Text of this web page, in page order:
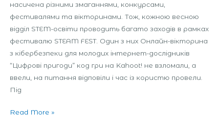
насичена різними змаганнями, конкурсами,
фестивалями та вікторинами. Тож, кожною весною
відділ STEM-освіти проводить багато заходів в рамках
фестивалю STEAM FEST. Один з них Онлайн-вікторина
з кібербезпеки для молодих інтернет-дослідників
“Цифрові пригоди” код гри на Kahoot! не взломали, а
ввели, на питання відповіли і час із користю провели.
Під
Read More »